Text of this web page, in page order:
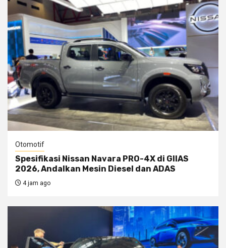
Otomotif
Spesifikasi Nissan Navara PRO-4X di GIIAS
2026, Andalkan Mesin Diesel dan ADAS
4 jam ago